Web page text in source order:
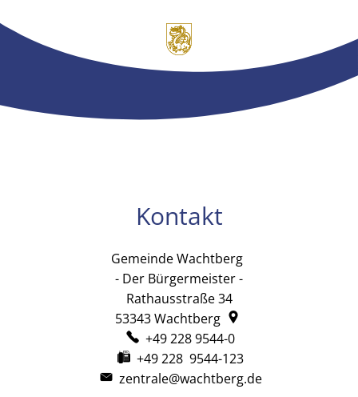
Kontakt
Gemeinde Wachtberg
- Der Bürgermeister -
Rathausstraße 34
53343Wachtberg
+49 228 9544-0
+49 228 9544-123
zentrale@wachtberg.de